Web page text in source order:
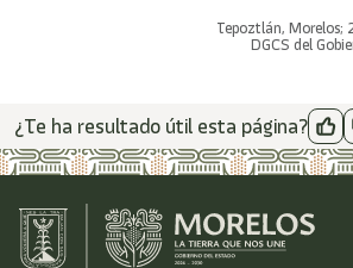
Tepoztlán, Morelos;
DGCS del
¿Te ha resultado útil esta página?